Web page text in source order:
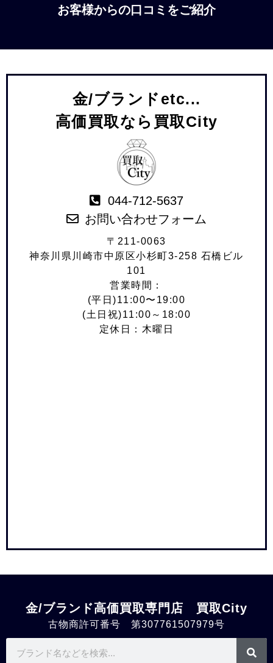
お客様からの口コミをご紹介
金/ブランドetc...
高価買取なら買取City
044-712-5637
お問い合わせフォーム
〒211-0063
神奈川県川崎市中原区小杉町3-258 石橋ビル
101
営業時間：
(平日)11:00〜19:00
(土日祝)11:00～18:00
定休日：木曜日
金/ブランド高価買取専門店 買取City
古物商許可番号 第307761507979号